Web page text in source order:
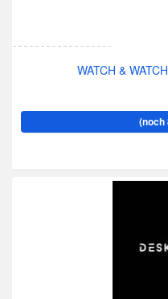
WATCH &
(noch